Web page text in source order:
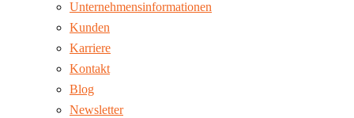
Unternehmensinformationen
Kunden
Karriere
Kontakt
Blog
Newsletter